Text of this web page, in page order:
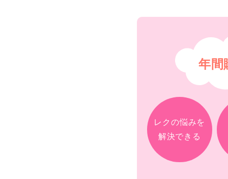
年間
レクの悩みを
解決できる